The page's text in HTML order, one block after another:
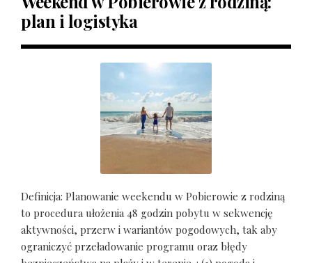
plan i logistyka
Definicja: Planowanie weekendu w Pobierowie z rodziną
to procedura ułożenia 48 godzin pobytu w sekwencję
aktywności, przerw i wariantów pogodowych, tak aby
ograniczyć przeładowanie programu oraz błędy